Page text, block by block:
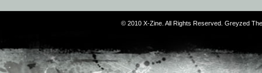
© 2010 X-Zine. All Rights Reserved. Greyzed